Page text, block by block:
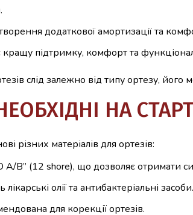
додаткової амортизації та
підтримку, комфорт та
слід залежно від типу ортезу, його
НА
різних матеріалів для ортезів:
B” (12 shore), що дозволяє отримати
олії та антибактеріальні
для корекції ортезів.